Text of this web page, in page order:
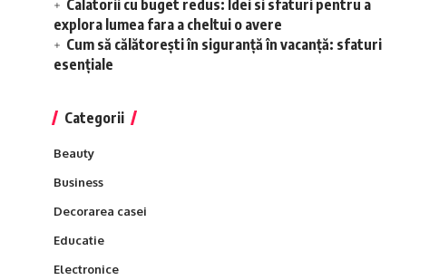
Calatorii cu buget redus: Idei si sfaturi pentru a
explora lumea fara a cheltui o avere
Cum să călătorești în siguranță în vacanță: sfaturi
esențiale
Categorii
Beauty
Business
Decorarea casei
Educatie
Electronice